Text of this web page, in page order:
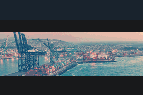
deportiva